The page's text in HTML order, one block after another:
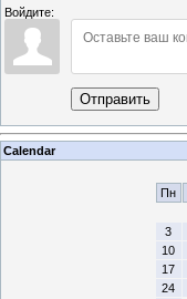
Войдите:
Отправить
Calendar
Пн
3
10
17
24